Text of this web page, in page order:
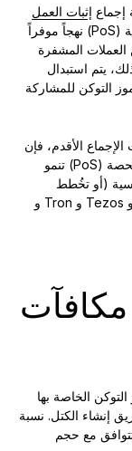
إثبات العمل
الأصلية (التي تستخدمها بيتكوين). يعتبر إثبات الحصة (PoS) نهجاً موفراً
العملات المشفرة
يتم استبدال
التوكن للمشاركة
الأقدم، فإن
عدد سلاسل الكتل التي تستخدم بروتوكول إثبات الحصة (PoS) تنمو
(أو تخُطط
و Tezos و Tron و
الخاصة بها
إنشاء الكتل. نسبة
تتوافق مع حجم